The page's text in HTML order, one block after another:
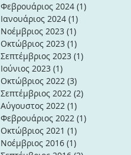
Φεβρουάριος 2024 (1)
Ιανουάριος 2024 (1)
Νοέμβριος 2023 (1)
Οκτώβριος 2023 (1)
Σεπτέμβριος 2023 (1)
Ιούνιος 2023 (1)
Οκτώβριος 2022 (3)
Σεπτέμβριος 2022 (2)
Αύγουστος 2022 (1)
Φεβρουάριος 2022 (1)
Οκτώβριος 2021 (1)
Νοέμβριος 2016 (1)